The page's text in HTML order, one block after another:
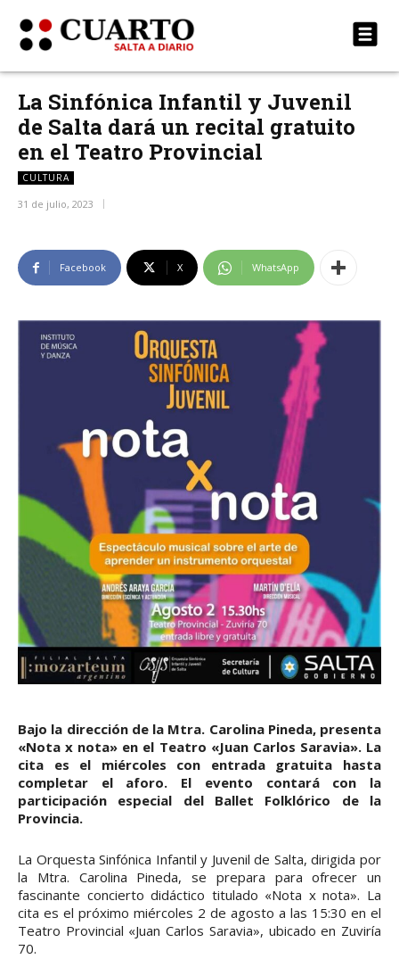
La Sinfónica Infantil y Juvenil
de Salta dará un recital gratuito
en el Teatro Provincial
CULTURA
31 de julio, 2023
Facebook X WhatsApp
Bajo la dirección de la Mtra. Carolina Pineda, presenta
«Nota x nota» en el Teatro «Juan Carlos Saravia». La
cita es el miércoles con entrada gratuita hasta
completar el aforo. El evento contará con la
participación especial del Ballet Folklórico de la
Provincia.
La Orquesta Sinfónica Infantil y Juvenil de Salta, dirigida por
la Mtra. Carolina Pineda, se prepara para ofrecer un
fascinante concierto didáctico titulado «Nota x nota». La
cita es el próximo miércoles 2 de agosto a las 15:30 en el
Teatro Provincial «Juan Carlos Saravia», ubicado en Zuviría
70.